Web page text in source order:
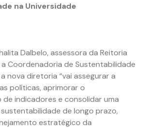
na Universidade
Dalbelo, assessora da Reitoria
Coordenadoria de Sustentabilidade
a nova diretoria “vai assegurar a
políticas, aprimorar o
indicadores e consolidar uma
de longo prazo,
estratégico da